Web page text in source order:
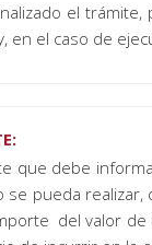
el
en el caso de
que debe
se pueda
del valor de